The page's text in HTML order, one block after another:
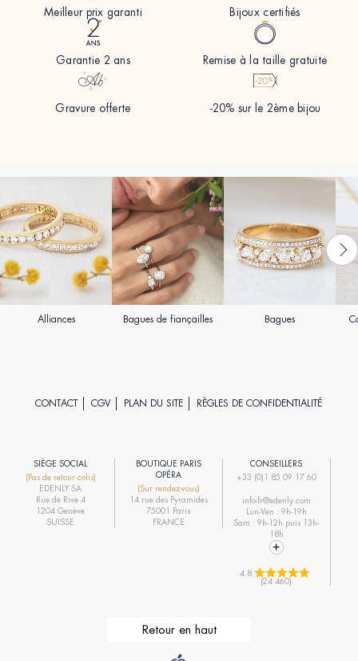
Meilleur prix garanti Bijoux certifiés
Garantie 2 ans Remise à la taille gratuite
Gravure offerte -20% sur le 2ème bijou
Alliances Bagues de fiançailles Bagues
CONTACT CGV PLAN DU SITE RÈGLES DE CONFIDENTIALITÉ
SIÈGE SOCIAL
(Pas de retour colis)
EDENLY SA
Rue de Rive 4
1204 Genève
SUISSE
BOUTIQUE PARIS
OPÉRA
(Sur rendez-vous)
14 rue des Pyramides
75001 Paris
FRANCE
CONSEILLERS
+33 (0)1 85 09 17 60
info-fr@edenly.com
Lun-Ven : 9h-19h
Sam : 9h-12h puis 13h-
18h
4.8
(24 460)
Retour en haut